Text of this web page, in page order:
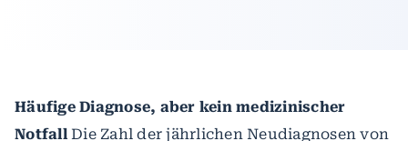
Häufige Diagnose, aber kein medizinischer
NotfallDie Zahl der jährlichen Neudiagnosen von